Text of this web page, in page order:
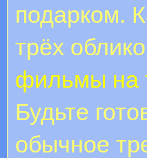
подарком.
трёх
фильмы на
Будьте
обычное